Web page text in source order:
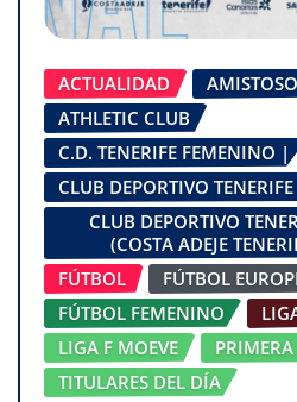
ACTUALIDAD
AMISTOSO
ATHLETIC CLUB
C.D. TENERIFE FEMENINO |
CLUB DEPORTIVO
CLUB DEPORTIVO
(COSTA ADEJE
FÚTBOL
FÚTBOL
FÚTBOL FEMENINO
LIGA F MOEVE
TITULARES DEL DÍA